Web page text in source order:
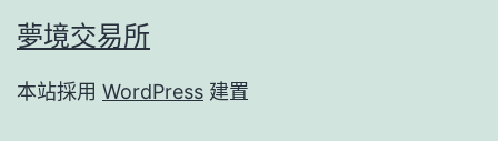
夢境交易所
本站採用 WordPress 建置